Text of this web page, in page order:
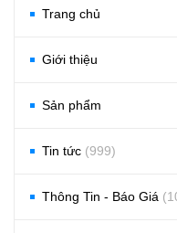
Trang chủ
Giới thiệu
Sản phẩm
Tin tức (999)
Thông Tin - Báo Giá